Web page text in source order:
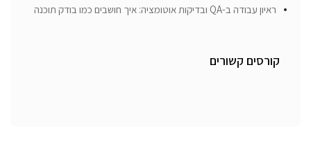
ראיון עבודה ב-QA ובדיקות אוטומציה: איך חושבים כמו בודק תוכנה
קורסים קשורים